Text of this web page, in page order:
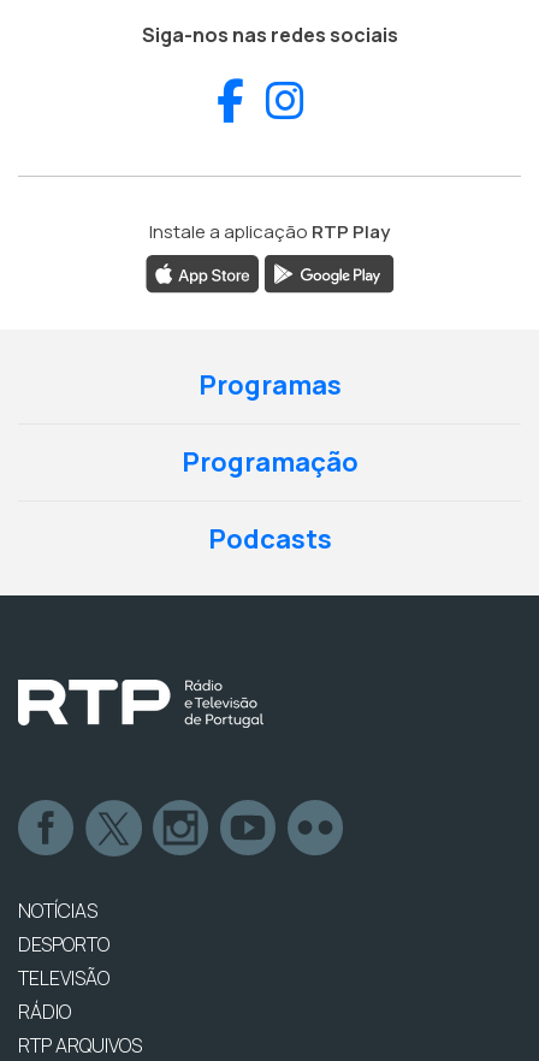
Siga-nos nas redes sociais
Facebook
Instale a aplicação RTP Play
Programas
Programação
Podcasts
NOTÍCIAS
DESPORTO
TELEVISÃO
RÁDIO
RTP ARQUIVOS